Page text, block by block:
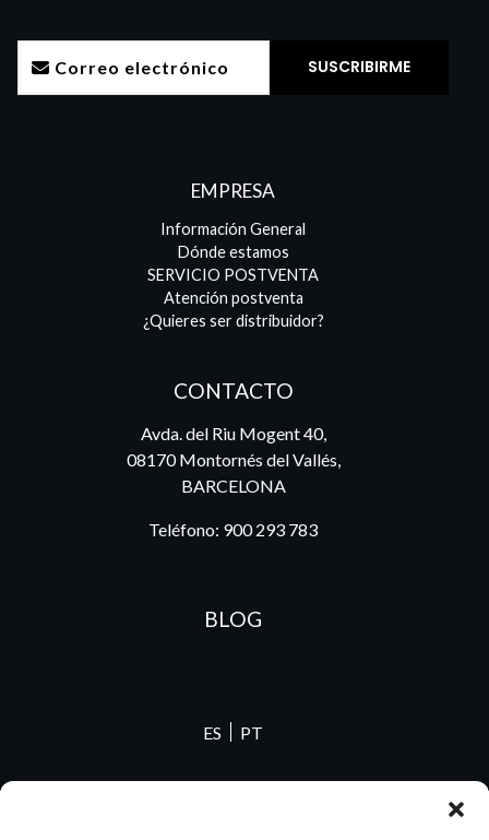
EMPRESA
Información General
Dónde estamos
SERVICIO POSTVENTA
Atención postventa
¿Quieres ser distribuidor?
CONTACTO
Avda. del Riu Mogent 40,
08170 Montornés del Vallés,
BARCELONA
Teléfono: 900 293 783
BLOG
ES PT